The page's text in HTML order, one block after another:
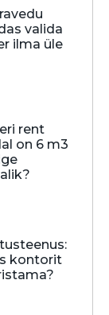
valida
ilma üle
rent
on 6 m3
kontorit